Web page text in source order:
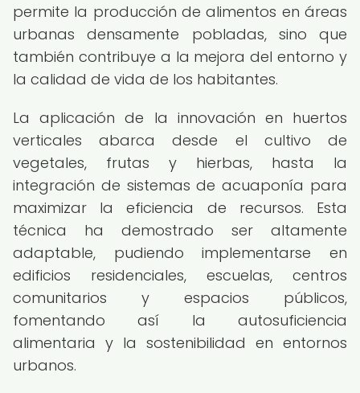
permite la producción de alimentos en áreas
urbanas densamente pobladas, sino que
también contribuye a la mejora del entorno y
la calidad de vida de los habitantes.
La aplicación de la innovación en huertos
verticales abarca desde el cultivo de
vegetales, frutas y hierbas, hasta la
integración de sistemas de acuaponía para
maximizar la eficiencia de recursos. Esta
técnica ha demostrado ser altamente
adaptable, pudiendo implementarse en
edificios residenciales, escuelas, centros
comunitarios y espacios públicos,
fomentando así la autosuficiencia
alimentaria y la sostenibilidad en entornos
urbanos.